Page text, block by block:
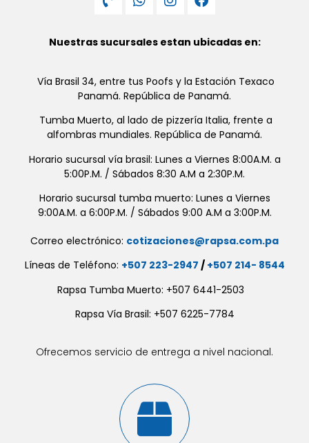
Nuestras sucursales estan ubicadas en:
Vía Brasil 34, entre tus Poofs y la Estación Texaco
Panamá. República de Panamá.
Tumba Muerto, al lado de pizzería Italia, frente a
alfombras mundiales. República de Panamá.
Horario sucursal vía brasil: Lunes a Viernes 8:00A.M. a
5:00P.M. / Sábados 8:30 A.M a 2:30P.M.
Horario sucursal tumba muerto: Lunes a Viernes
9:00A.M. a 6:00P.M. / Sábados 9:00 A.M a 3:00P.M.
Correo electrónico: cotizaciones@rapsa.com.pa
Líneas de Teléfono: +507 223-2947 / +507 214- 8544
Rapsa Tumba Muerto: +507 6441-2503
Rapsa Vía Brasil: +507 6225-7784
Ofrecemos servicio de entrega a nivel nacional.